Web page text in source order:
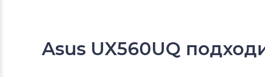
Asus UX560UQ